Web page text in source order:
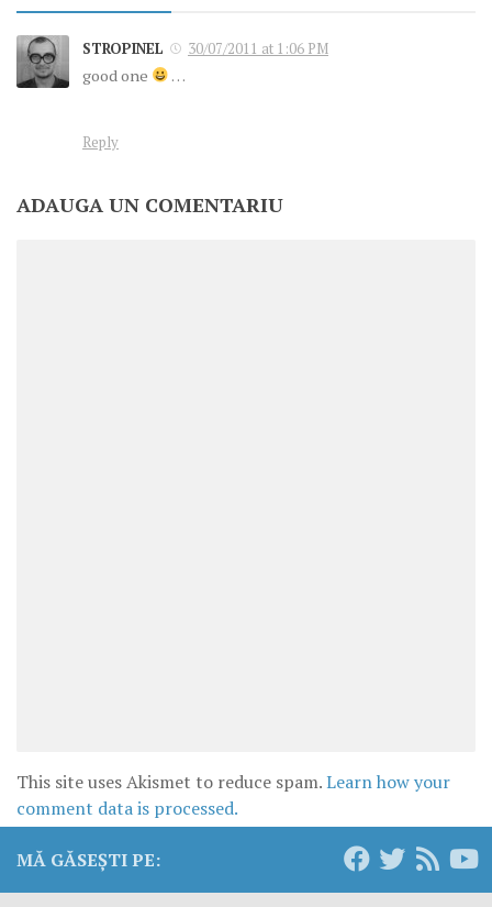
STROPINEL 30/07/2011 at 1:06 PM
good one …
Reply
ADAUGA UN COMENTARIU
This site uses Akismet to reduce spam.Learn how your
comment data is processed.
MĂ GĂSEȘTI PE: